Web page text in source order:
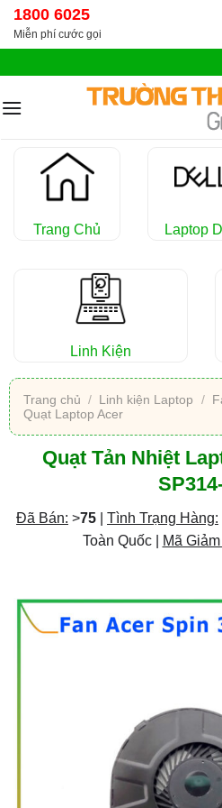
Chuyển
đến
dung
1800 6025
Miễn phí cước gọi
Trang Chủ Laptop
Linh Kiện
Trang chủ / Linh kiện Laptop /
Quạt Laptop Acer
Quạt Tản Nhiệt
Đã Bán: >75 Tình Trạng Hàng:
Toàn Quốc |
Mã